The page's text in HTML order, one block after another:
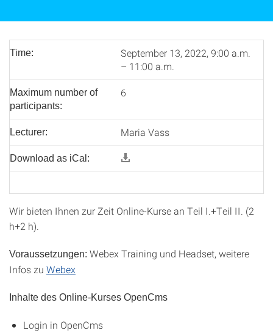
Time:
September 13, 2022, 9:00 a.m.
– 11:00 a.m.
Maximum number of
participants:
6
Lecturer: Maria Vass
Download as iCal:
Wir bieten Ihnen zur Zeit Online-Kurse an Teil I.+Teil II. (2
h+2 h).
Voraussetzungen: Webex Training und Headset, weitere
Infos zu Webex
Inhalte des Online-Kurses OpenCms
Login in OpenCms